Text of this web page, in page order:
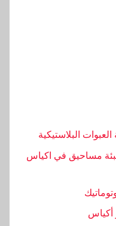
البلاستيكية
مساحيق في اكياس
أكياس